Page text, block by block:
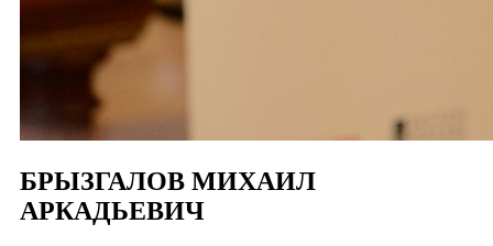
БРЫЗГАЛОВ МИХАИЛ
АРКАДЬЕВИЧ